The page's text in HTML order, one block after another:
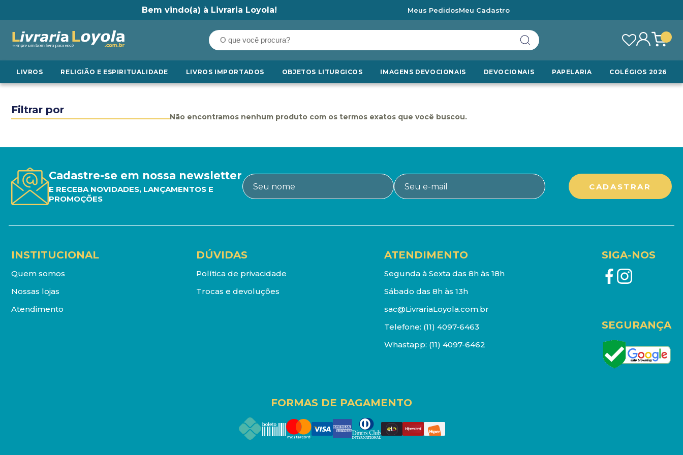
Bem vindo(a) à Livraria Loyola! Meus PedidosMeu Cadastro
LIVROS RELIGIÃO E ESPIRITUALIDADE LIVROS IMPORTADOS OBJETOS LITURGICOS IMAGENS DEVOCIONAIS DEVOCIONAIS PAPELARIA COLÉGIOS 2026
Filtrar por
Não encontramos nenhum produto com os termos exatos que você buscou.
Cadastre-se em nossa newsletter
E RECEBA NOVIDADES, LANÇAMENTOS E
PROMOÇÕES
INSTITUCIONAL
Quem somos
Nossas lojas
Atendimento
DÚVIDAS
Política de privacidade
Trocas e devoluções
ATENDIMENTO
Segunda à Sexta das 8h às 18h
Sábado das 8h às 13h
sac@LivrariaLoyola.com.br
Telefone: (11) 4097-6463
Whastapp: (11) 4097-6462
SIGA-NOS
SEGURANÇA
FORMAS DE PAGAMENTO